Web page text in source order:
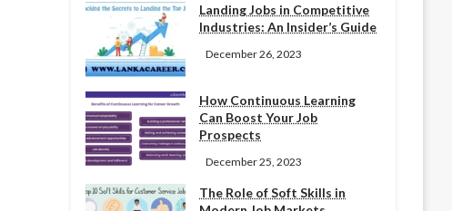
Landing Jobs in Competitive
Industries: An Insider’s Guide
December 26, 2023
How Continuous Learning
Can Boost Your Job
Prospects
December 25, 2023
The Role of Soft Skills in